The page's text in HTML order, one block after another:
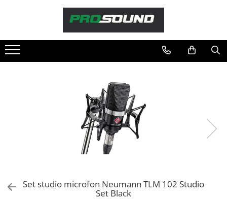
Sonorizare / PA
Stabilizatoare de tensiune UPS si
Case-uri de microfoane
Set studio microfon Neumann TLM 102 Studio
Set Black